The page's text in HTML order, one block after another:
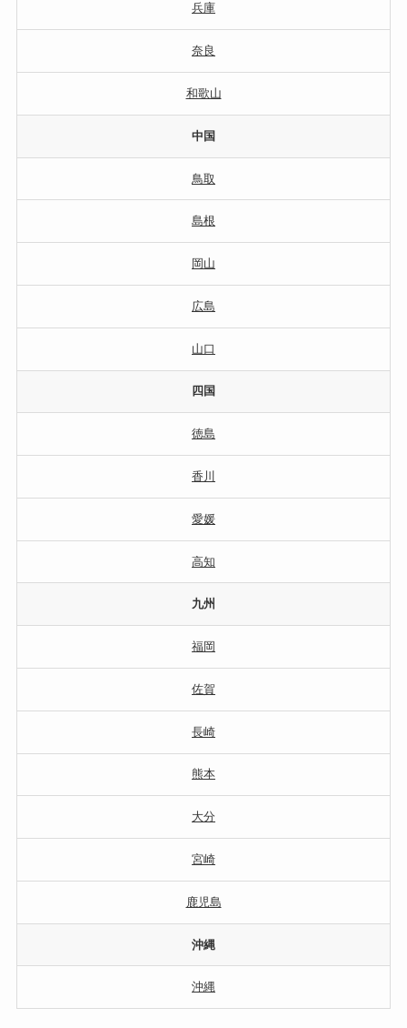
兵庫
奈良
和歌山
中国
鳥取
島根
岡山
広島
山口
四国
徳島
香川
愛媛
高知
九州
福岡
佐賀
長崎
熊本
大分
宮崎
鹿児島
沖縄
沖縄